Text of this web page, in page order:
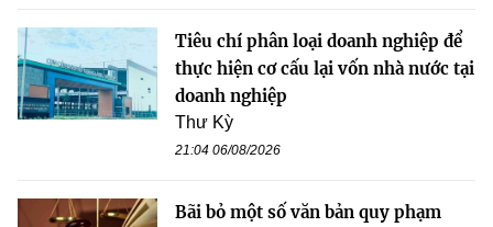
Tiêu chí phân loại doanh nghiệp để
thực hiện cơ cấu lại vốn nhà nước tại
doanh nghiệp
Thư Kỳ
21:04 06/08/2026
Bãi bỏ một số văn bản quy phạm